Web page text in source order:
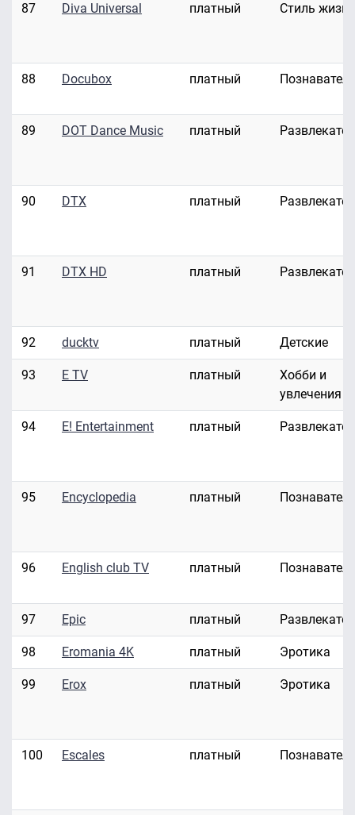
87 Diva Universal платный Стиль жизни
88 Docubox платный
89 DOT Dance Music платный
90 DTX платный
91 DTX HD платный
92 ducktv платный Детские
93 E TV платный
Хобби и
увлечения
94 E! Entertainment платный
95 Encyclopedia платный
96 English club TV платный
97 Epic платный
98 Eromania 4K платный Эротика
99 Erox платный Эротика
100 Escales платный